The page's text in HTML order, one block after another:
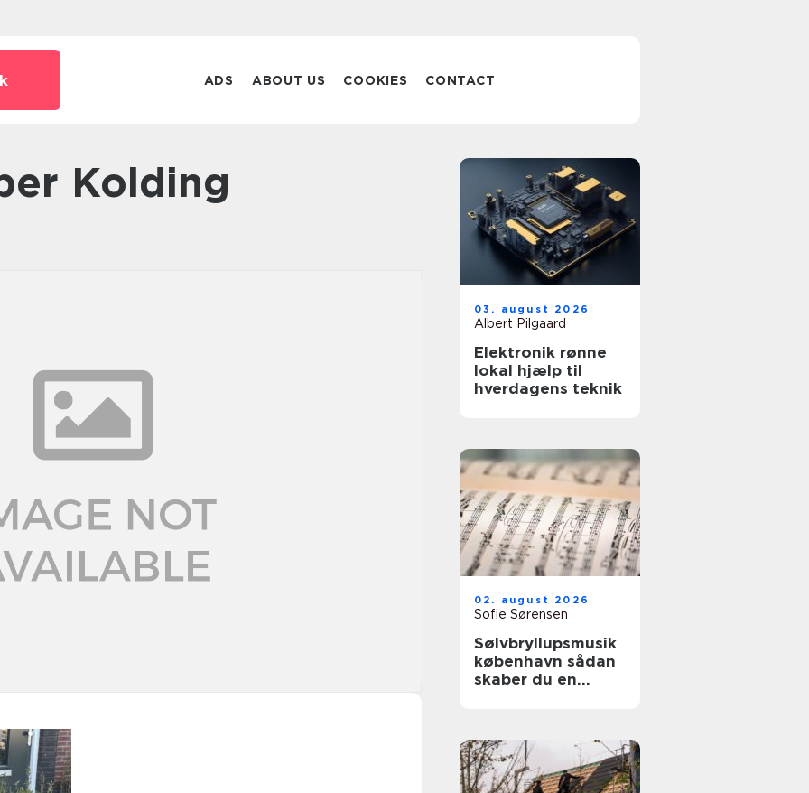
ADS ABOUT US COOKIES CONTACT
Kolding
03. august 2026
Albert Pilgaard
Elektronik rønne
lokal hjælp til
hverdagens teknik
02. august 2026
Sofie Sørensen
Sølvbryllupsmusik
københavn sådan
skaber du en